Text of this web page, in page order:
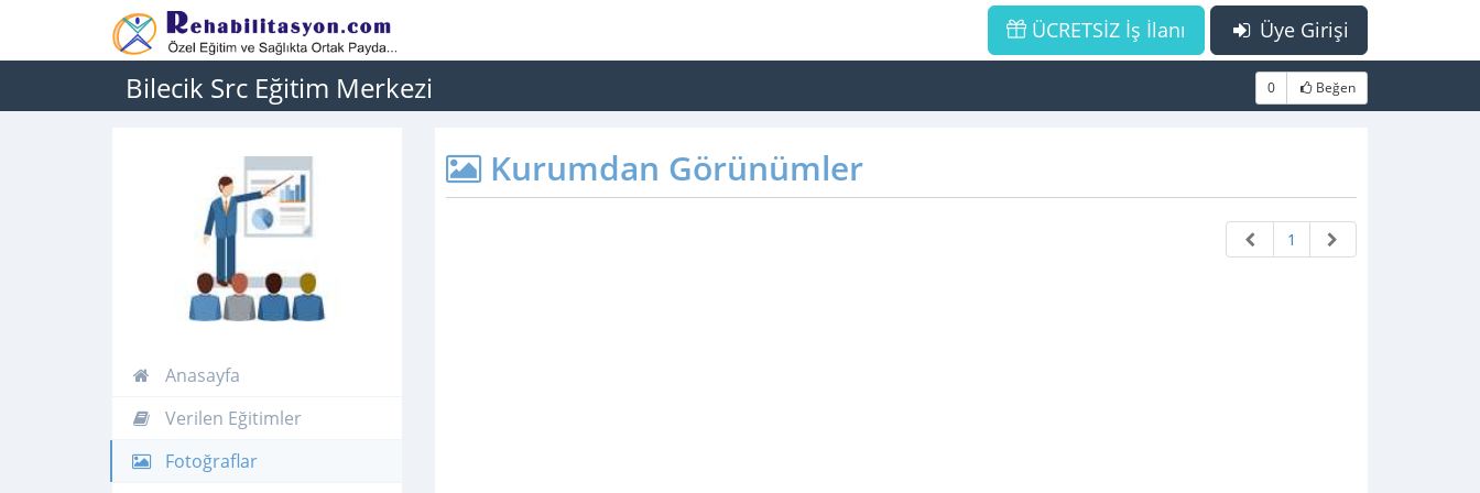
Üye Girişi
ÜCRETSİZ İş İlanı
Bilecik Src Eğitim Merkezi 0 Beğen
Anasayfa
Verilen Eğitimler
Fotoğraflar
Kurumdan Görünümler
1